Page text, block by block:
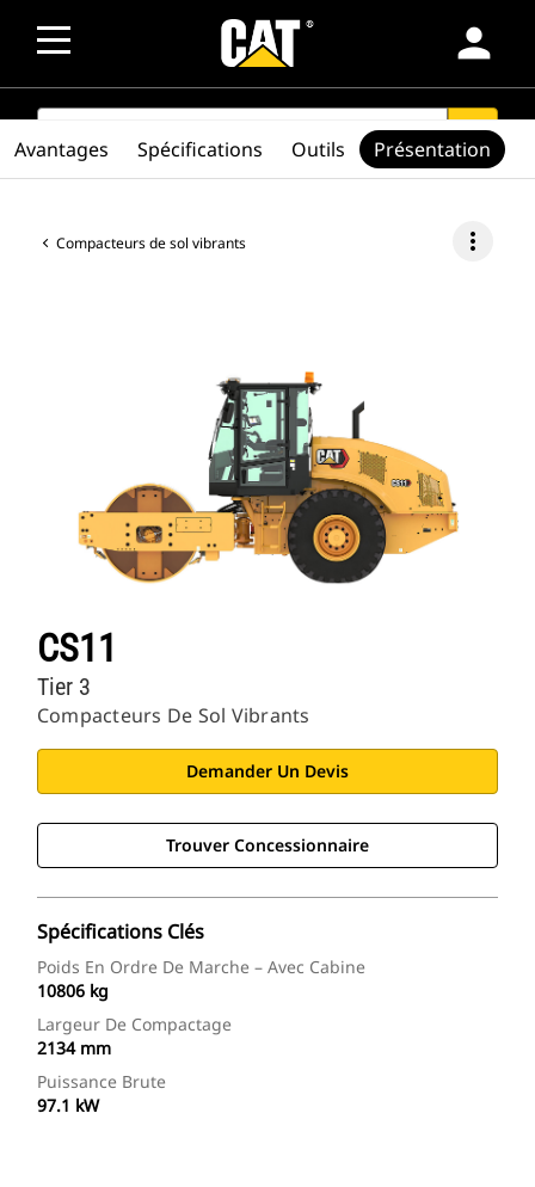
person
SEARCH search
Compacteurs de sol vibrants more_vert
CS11
Compacteurs De Sol Vibrants
Tier 3
Demander Un Devis
Trouver Concessionnaire
Spécifications Clés
Poids En Ordre De Marche – Avec Cabine
10806 kg
Largeur De Compactage
2134 mm
Puissance Brute
97.1 kW
Avantages Spécifications Outils Présentation